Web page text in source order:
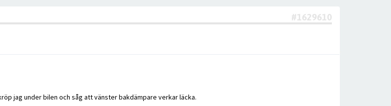
#1629610
jag under bilen och såg att vänster bakdämpare verkar läcka.